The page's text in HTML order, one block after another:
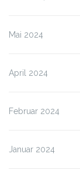
Mai 2024
April 2024
Februar 2024
Januar 2024